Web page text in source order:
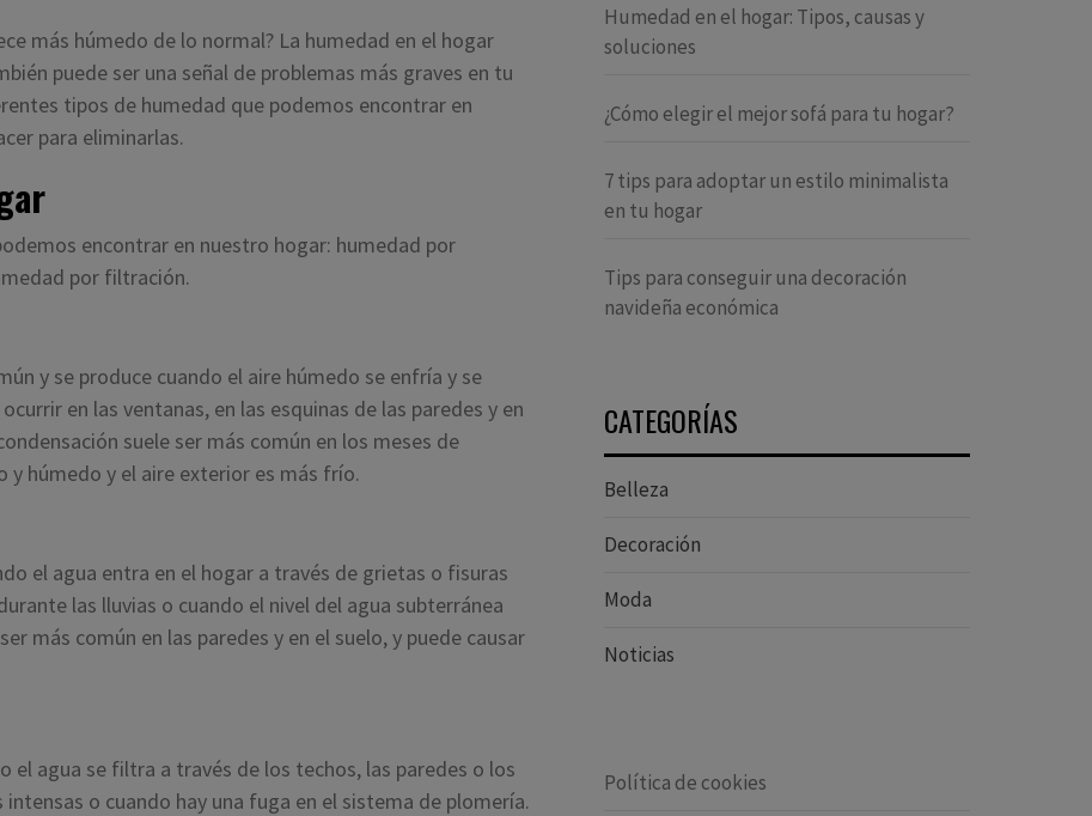
más húmedo de lo normal? La humedad en el hogar
puede ser una señal de problemas más graves en tu
tipos de humedad que podemos encontrar en
para eliminarlas.
encontrar en nuestro hogar: humedad por
por filtración.
y se produce cuando el aire húmedo se enfría y se
en las ventanas, en las esquinas de las paredes y en
suele ser más común en los meses de
y húmedo y el aire exterior es más frío.
el agua entra en el hogar a través de grietas o fisuras
las lluvias o cuando el nivel del agua subterránea
más común en las paredes y en el suelo, y puede causar
el agua se filtra a través de los techos, las paredes o los
o cuando hay una fuga en el sistema de plomería.
Humedad en el hogar: Tipos, causas y
soluciones
¿Cómo elegir el mejor sofá para tu hogar?
7 tips para adoptar un estilo minimalista
en tu hogar
Tips para conseguir una decoración
navideña económica
CATEGORÍAS
Belleza
Decoración
Moda
Noticias
Política de cookies